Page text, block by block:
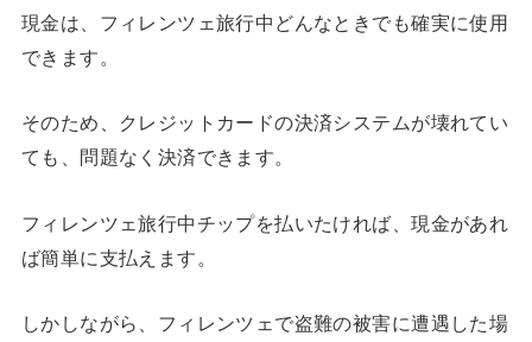
現金は、フィレンツェ旅行中どんなときでも確実に使用
できます。
そのため、クレジットカードの決済システムが壊れてい
ても、問題なく決済できます。
フィレンツェ旅行中チップを払いたければ、現金があれ
ば簡単に支払えます。
しかしながら、フィレンツェで盗難の被害に遭遇した場